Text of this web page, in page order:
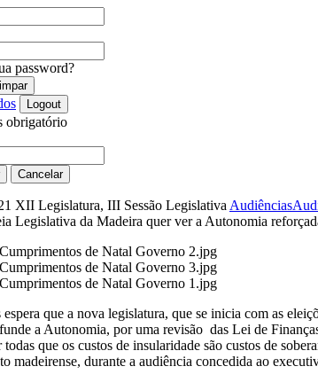
password?
obrigatório
XII Legislatura, III Sessão Legislativa Audiências
Legislativa da Madeira quer ver a Autonomia
que a nova legislatura, que se inicia com as
a Autonomia, por uma revisão das Lei de
que os custos de insularidade são custos de
madeirense, durante a audiência concedida ao